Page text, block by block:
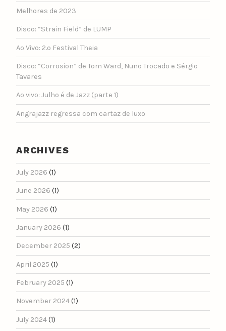
Melhores de 2023
Disco: “Strain Field” de LUMP
Ao Vivo: 2.º Festival Theia
Disco: “Corrosion” de Tom Ward, Nuno Trocado e Sérgio
Tavares
Ao vivo: Julho é de Jazz (parte 1)
Angrajazz regressa com cartaz de luxo
ARCHIVES
July 2026 (1)
June 2026 (1)
May 2026 (1)
January 2026 (1)
December 2025 (2)
April 2025 (1)
February 2025 (1)
November 2024(1)
July 2024(1)